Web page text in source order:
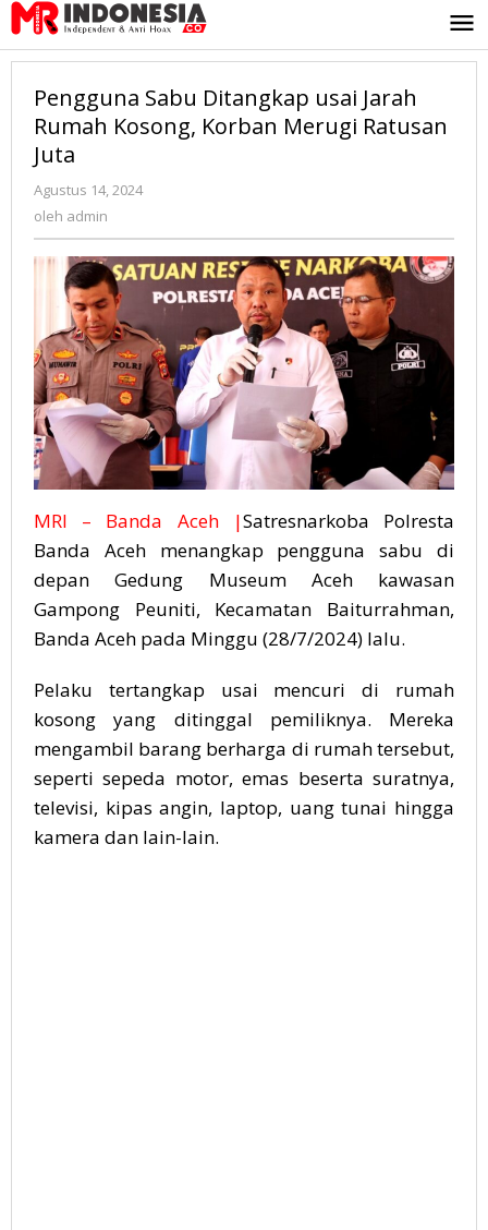
Lewati
ke
konten
Pengguna Sabu Ditangkap usai Jarah
Rumah Kosong, Korban Merugi Ratusan
Juta
Agustus 14, 2024
oleh admin
MRI – Banda Aceh |Satresnarkoba Polresta
Banda Aceh menangkap pengguna sabu di
depan Gedung Museum Aceh kawasan
Gampong Peuniti, Kecamatan Baiturrahman,
Banda Aceh pada Minggu (28/7/2024) lalu.
Pelaku tertangkap usai mencuri di rumah
kosong yang ditinggal pemiliknya. Mereka
mengambil barang berharga di rumah tersebut,
seperti sepeda motor, emas beserta suratnya,
televisi, kipas angin, laptop, uang tunai hingga
kamera dan lain-lain.